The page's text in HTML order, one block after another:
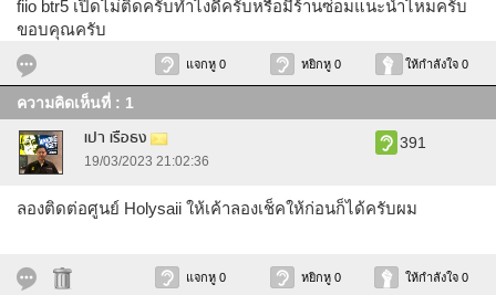
fiio btr5 เปิดไม่ติดครับทำไงดีครับหรือมีร้านซ่อมแนะนำไหมครับ
ขอบคุณครับ
แจกหู 0 หยิกหู 0 ให้กำลังใจ 0
ความคิดเห็นที่ : 1
เปา เรือธง
19/03/2023 21:02:36
391
ลองติดต่อศูนย์ Holysaii ให้เค้าลองเช็คให้ก่อนก็ได้ครับผม
แจกหู 0 หยิกหู 0 ให้กำลังใจ 0